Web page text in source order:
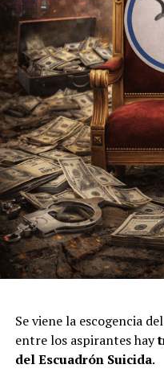
Se viene la escogencia
entre los aspirantes hay
del Escuadrón Suicida.